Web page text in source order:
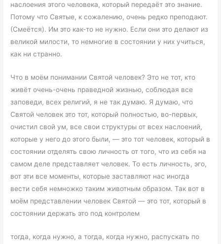
наслоения этого человека, который передаёт это знание.
Потому что Святые, к сожалению, очень редко преподают.
(Смеётся). Им это как-то не нужно. Если они это делают из
великой милости, то немногие в состоянии у них учиться,
как ни странно.
Что в моём понимании Святой человек? Это не тот, кто
живёт очень-очень праведной жизнью, соблюдая все
заповеди, всех религий, я не так думаю. Я думаю, что
Святой человек это тот, который полностью, во-первых,
очистил свой ум, все свои структуры от всех наслоений,
которые у него до этого были, — это тот человек, который в
состоянии отделять свою личность от того, что из себя на
самом деле представляет человек. То есть личность, эго,
вот эти все моменты, которые заставляют нас иногда
вести себя немножко таким животным образом. Так вот в
моём представлении человек Святой — это тот, который в
состоянии держать это под контролем
тогда, когда нужно, а тогда, когда нужно, распускать по